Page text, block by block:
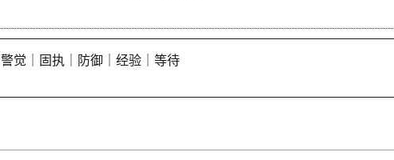
警觉｜固执｜防御｜经验｜等待